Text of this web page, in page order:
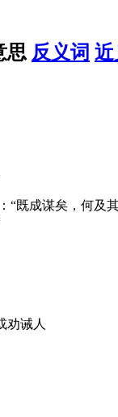
思 反义词 近
“既成谋矣，何及
劝诫人